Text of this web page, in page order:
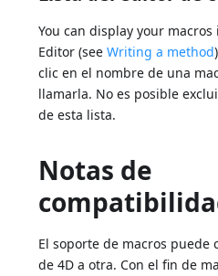
You can display your
Editor (seeWriting a method
clic en el nombre de una
llamarla. No es posible
de esta lista.
Notas de
El soporte de macros puede
de 4D a otra. Con el fin de